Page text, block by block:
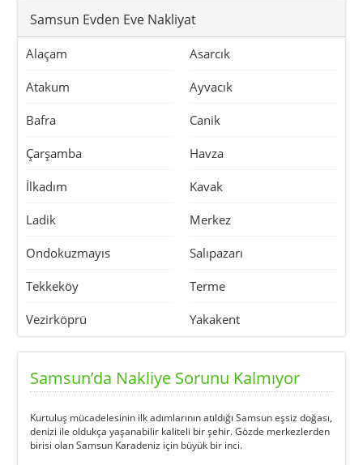
Samsun Evden Eve Nakliyat
Alaçam Asarcık
Atakum Ayvacık
Bafra Canik
Çarşamba Havza
İlkadım Kavak
Ladik Merkez
Ondokuzmayıs Salıpazarı
Tekkeköy Terme
Vezirköprü Yakakent
Samsun’da Nakliye Sorunu Kalmıyor
Kurtuluş mücadelesinin ilk adımlarının atıldığı Samsun eşsiz doğası,
denizi ile oldukça yaşanabilir kaliteli bir şehir. Gözde merkezlerden
birisi olan Samsun Karadeniz için büyük bir inci.